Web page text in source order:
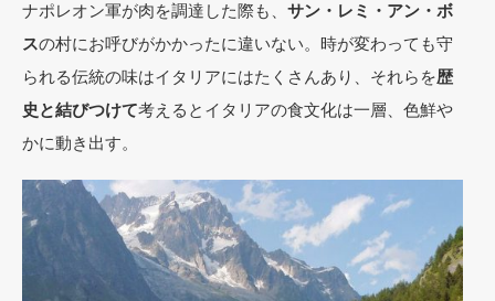
ナポレオン軍が肉を調達した際も、 サン・レミ・アン・ボ
スの村にお呼びがかかったに違いない。時が変わっても守
られる伝統の味はイタリアにはたくさんあり、それらを歴
史と結びつけて考えるとイタリアの食文化は一層、色鮮や
かに動き出す。